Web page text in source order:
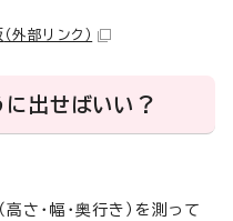
（外部リンク）
出せばいい？
さ・幅・奥行き）を測って